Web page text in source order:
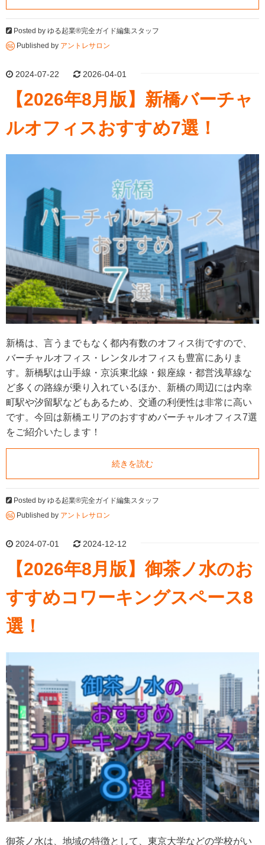
Posted by ゆる起業®完全ガイド編集スタッフ
Published by アントレサロン
2024-07-22 2026-04-01
【2026年8月版】新橋バーチャ
ルオフィスおすすめ7選！
新橋は、言うまでもなく都内有数のオフィス街ですので、
バーチャルオフィス・レンタルオフィスも豊富にありま
す。新橋駅は山手線・京浜東北線・銀座線・都営浅草線な
ど多くの路線が乗り入れているほか、新橋の周辺には内幸
町駅や汐留駅などもあるため、交通の利便性は非常に高い
です。今回は新橋エリアのおすすめバーチャルオフィス7選
をご紹介いたします！
続きを読む
Posted by ゆる起業®完全ガイド編集スタッフ
Published by アントレサロン
2024-07-01 2024-12-12
【2026年8月版】御茶ノ水のお
すすめコワーキングスペース8
選！
御茶ノ水は、地域の特徴として、東京大学などの学校がい